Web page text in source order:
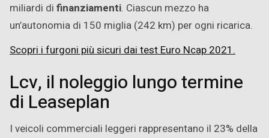
miliardi di finanziamenti. Ciascun mezzo ha
un’autonomia di 150 miglia (242 km) per ogni ricarica.
Scopri i furgoni più sicuri dai test Euro Ncap 2021.
Lcv, il noleggio lungo termine
di Leaseplan
I veicoli commerciali leggeri rappresentano il 23% della